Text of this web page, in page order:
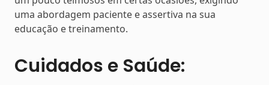
uma abordagem paciente e assertiva na sua
educação e treinamento.
Cuidados e Saúde: